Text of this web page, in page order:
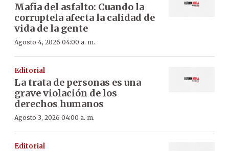
Mafia del asfalto: Cuando la
corruptela afecta la calidad de
vida de la gente
Agosto 4, 2026 04:00 a. m.
Editorial
La trata de personas es una
grave violación de los
derechos humanos
Agosto 3, 2026 04:00 a. m.
Editorial